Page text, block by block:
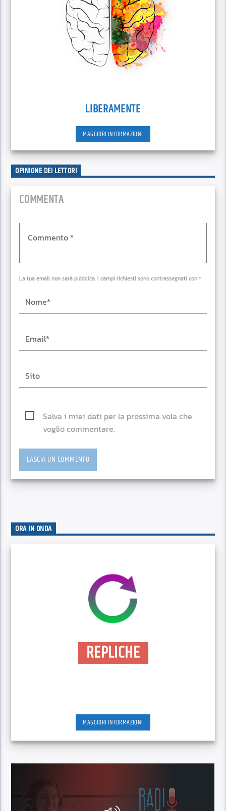
LIBERAMENTE
MAGGIORI INFORMAZIONI
OPINIONE DEI LETTORI
COMMENTA
La tua email non sarà pubblica. I campi richiesti sono contrassegnati con *
Salva i miei dati per la prossima vola che
voglio commentare.
ORA IN ONDA
REPLICHE
MAGGIORI INFORMAZIONI